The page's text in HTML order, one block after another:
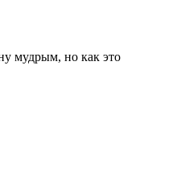
мудрым, но как это